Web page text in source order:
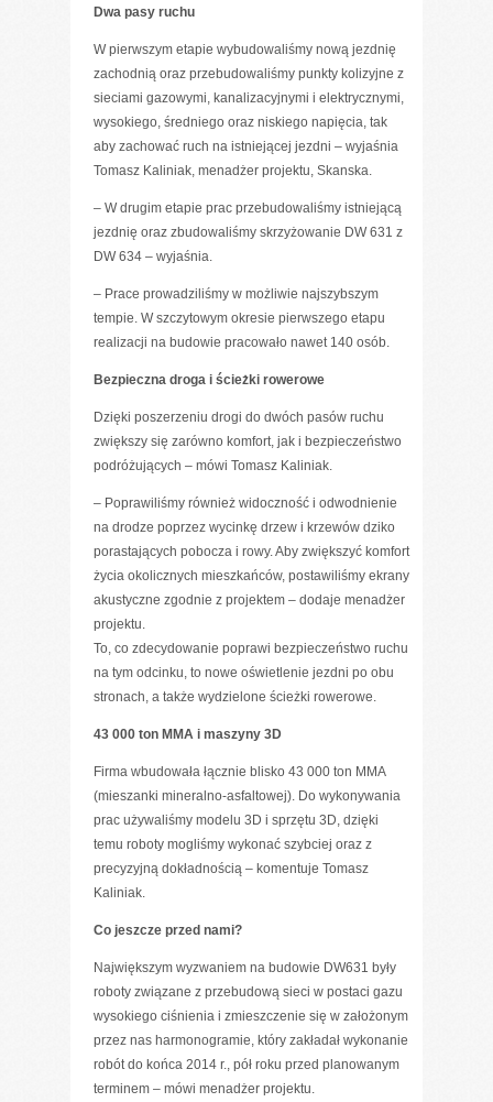
Dwa pasy ruchu
W pierwszym etapie wybudowaliśmy nową jezdnię
zachodnią oraz przebudowaliśmy punkty kolizyjne z
sieciami gazowymi, kanalizacyjnymi i elektrycznymi,
wysokiego, średniego oraz niskiego napięcia, tak
aby zachować ruch na istniejącej jezdni – wyjaśnia
Tomasz Kaliniak, menadżer projektu, Skanska.
– W drugim etapie prac przebudowaliśmy istniejącą
jezdnię oraz zbudowaliśmy skrzyżowanie DW 631 z
DW 634 – wyjaśnia.
– Prace prowadziliśmy w możliwie najszybszym
tempie. W szczytowym okresie pierwszego etapu
realizacji na budowie pracowało nawet 140 osób.
Bezpieczna droga i ścieżki rowerowe
Dzięki poszerzeniu drogi do dwóch pasów ruchu
zwiększy się zarówno komfort, jak i bezpieczeństwo
podróżujących – mówi Tomasz Kaliniak.
– Poprawiliśmy również widoczność i odwodnienie
na drodze poprzez wycinkę drzew i krzewów dziko
porastających pobocza i rowy. Aby zwiększyć komfort
życia okolicznych mieszkańców, postawiliśmy ekrany
akustyczne zgodnie z projektem – dodaje menadżer
projektu.
To, co zdecydowanie poprawi bezpieczeństwo ruchu
na tym odcinku, to nowe oświetlenie jezdni po obu
stronach, a także wydzielone ścieżki rowerowe.
43 000 ton MMA i maszyny 3D
Firma wbudowała łącznie blisko 43 000 ton MMA
(mieszanki mineralno-asfaltowej). Do wykonywania
prac używaliśmy modelu 3D i sprzętu 3D, dzięki
temu roboty mogliśmy wykonać szybciej oraz z
precyzyjną dokładnością – komentuje Tomasz
Kaliniak.
Co jeszcze przed nami?
Największym wyzwaniem na budowie DW631 były
roboty związane z przebudową sieci w postaci gazu
wysokiego ciśnienia i zmieszczenie się w założonym
przez nas harmonogramie, który zakładał wykonanie
robót do końca 2014 r., pół roku przed planowanym
terminem – mówi menadżer projektu.